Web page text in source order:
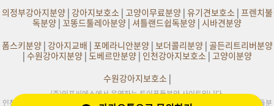
의정부강아지분양| 강아지보호소| 고양이무료분양| 유기견보호소| 프렌치불
독분양 | 꼬똥드툴레아분양 | 셔틀랜드쉽독분양 | 시바견분양
폼스키분양| 강아지교배 | 포메라니안분양| 보더콜리분양| 골든리트리버분양
| 수원강아지분양| 도베르만분양| 인천강아지보호소| 고양이분양
수원강아지보호소|
(주)인포씨에스에서 운영하는 토이푸들분양 사이트입니다.
인천,부천,서울,수원,원주,의정부,부산,대구,전주,평택,광주,화성,천안,일산,김포 토이푸들분